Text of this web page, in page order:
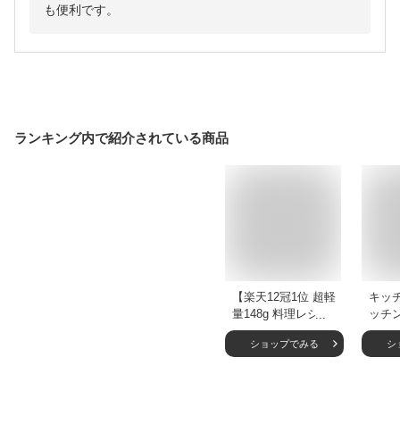
も便利です。
ランキング内で紹介されている商品
【楽天12冠1位 超軽
量148g 料理レシピ
本付き】 高級 ステ
ンレス 料理バサミ
ショップでみる
キッ
ッチ
レス
みシ